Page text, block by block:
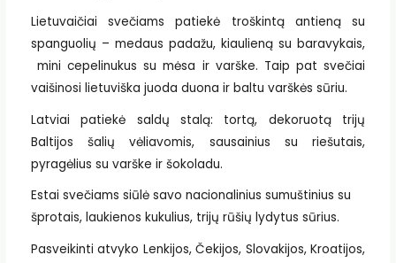
Lietuvaičiai svečiams patiekė troškintą antieną su
spanguolių – medaus padažu, kiaulieną su baravykais,
mini cepelinukus su mėsa ir varške. Taip pat svečiai
vaišinosi lietuviška juoda duona ir baltu varškės sūriu.
Latviai patiekė saldų stalą: tortą, dekoruotą trijų
Baltijos šalių vėliavomis, sausainius su riešutais,
pyragėlius su varške ir šokoladu.
Estai svečiams siūlė savo nacionalinius sumuštinius su
šprotais, laukienos kukulius, trijų rūšių lydytus sūrius.
Pasveikinti atvyko Lenkijos, Čekijos, Slovakijos, Kroatijos,